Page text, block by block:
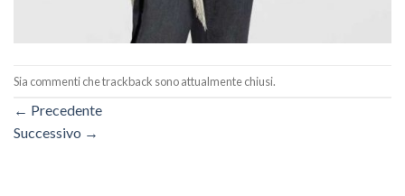
Sia commenti che trackback sono attualmente chiusi.
← Precedente
Successivo →